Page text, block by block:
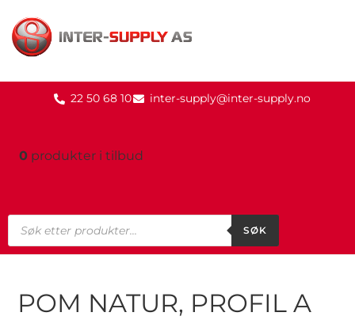
22 50 68 10 inter-supply@inter-supply.no
0 produkter i tilbud
SØK
POM NATUR, PROFIL A